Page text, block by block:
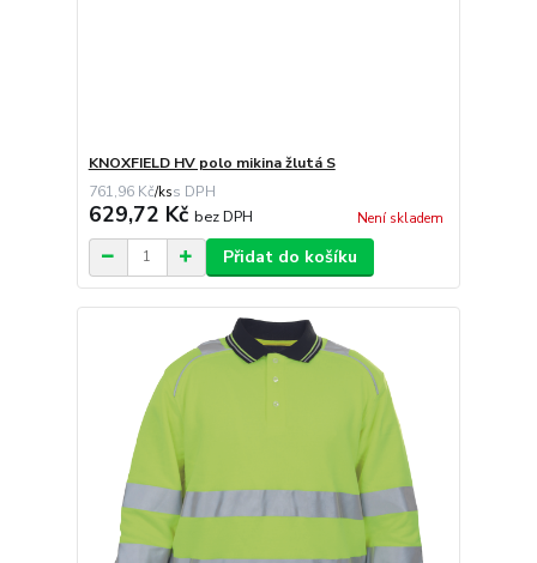
KNOXFIELD HV polo mikina žlutá S
761,96 Kč/ks
629,72 Kč bez DPH Není skladem
Přidat do košíku